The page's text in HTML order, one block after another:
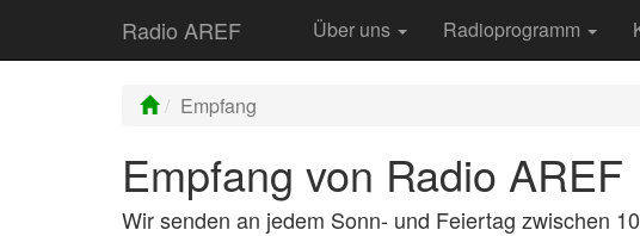
Radio AREF Über uns Radioprogramm
Empfang
Empfang von Radio AREF
Wir senden an jedem Sonn- und Feiertag zwischen